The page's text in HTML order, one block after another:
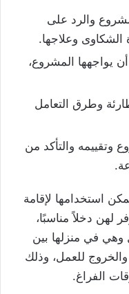
والرد على
الشكاوى وعلاجها.
يواجهها المشروع،
وطرق التعامل
وتقييمه والتأكد من
استخدامها لإقامة
لهن دخلاً مناسبًا،
في منزلها بين
للعمل، وذلك
الفراغ.